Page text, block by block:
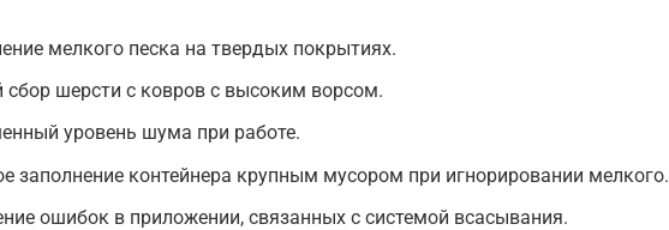
мелкого песка на твердых покрытиях.
сбор шерсти с ковров с высоким ворсом.
уровень шума при работе.
заполнение контейнера крупным мусором при игнорировании мелкого.
ошибок в приложении, связанных с системой всасывания.